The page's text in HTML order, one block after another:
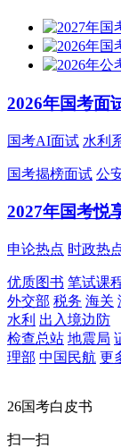
2026年国考面
国考AI面试 水利
国考揭榜面试 公
2027年国考悦
申论热点 时政热
优质图书 笔试课
外交部 税务 海关
水利 出入境边防
检查总站 地震局
理部 中国民航 更
26国考白皮书
扫一扫